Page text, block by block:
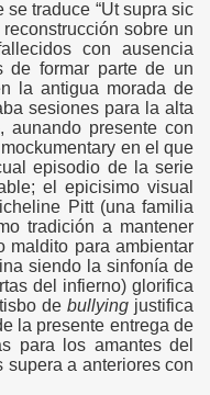
traduce “Ut supra sic
sobre un
con ausencia
de formar parte de un
la antigua morada de
sesiones para la alta
aunando presente con
en el que
episodio de la serie
el epicisimo visual
Pitt (una familia
tradición a mantener
maldito para ambientar
siendo la sinfonía de
del infierno) glorifica
de bullyingjustifica
la presente entrega de
para los amantes del
a anteriores con